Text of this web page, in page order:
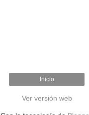
Inicio
Ver versión web